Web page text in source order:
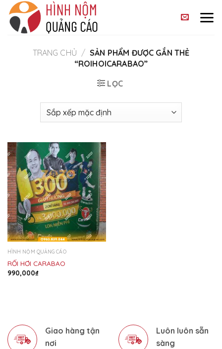
Skip
content
TRANG CHỦ / SẢN PHẨM ĐƯỢC GẮN THẺ
“ROIHOICARABAO”
LỌC
HÌNH NỘM QUẢNG CÁO
RỐI HƠI CARABAO
990,000₫
Giao hàng tận
nơi
Luôn luôn sẵn
sàng